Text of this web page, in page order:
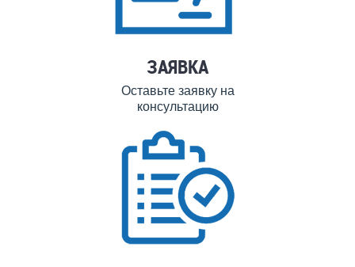
ЗАЯВКА
Оставьте заявку на
консультацию